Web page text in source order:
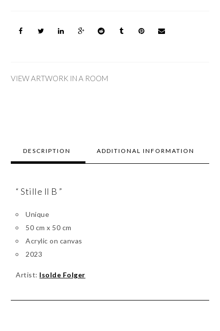
VIEW ARTWORK IN A ROOM
DESCRIPTION ADDITIONAL INFORMATION
“ Stille II B ”
Unique
50 cm x 50 cm
Acrylic on canvas
2023
Artist: Isolde Folger